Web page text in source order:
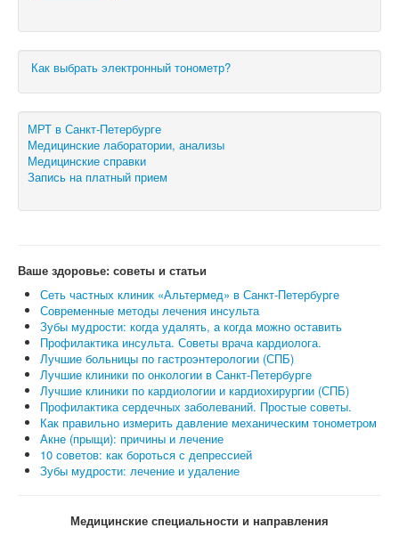
Как выбрать электронный тонометр?
МРТ в Санкт-Петербурге
Медицинские лаборатории, анализы
Медицинские справки
Запись на платный прием
Ваше здоровье: советы и статьи
Сеть частных клиник «Альтермед» в Санкт-Петербурге
Современные методы лечения инсульта
Зубы мудрости: когда удалять, а когда можно оставить
Профилактика инсульта. Советы врача кардиолога.
Лучшие больницы по гастроэнтерологии (СПБ)
Лучшие клиники по онкологии в Санкт-Петербурге
Лучшие клиники по кардиологии и кардиохирургии (СПБ)
Профилактика сердечных заболеваний. Простые советы.
Как правильно измерить давление механическим тонометром
Акне (прыщи): причины и лечение
10 советов: как бороться с депрессией
Зубы мудрости: лечение и удаление
Медицинские специальности и направления